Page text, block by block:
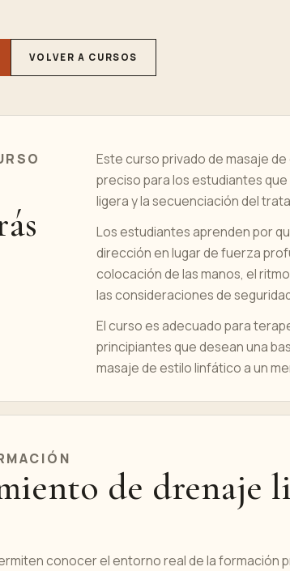
VOLVER A CURSOS
Este curso privado de masaje
preciso para los estudiantes
ligera y la secuenciación del
Los estudiantes aprenden por
dirección en lugar de fuerza
colocación de las manos, el
las consideraciones de
El curso es adecuado para
principiantes que desean una
masaje de estilo linfático a un
de drenaje
conocer el entorno real de la formación